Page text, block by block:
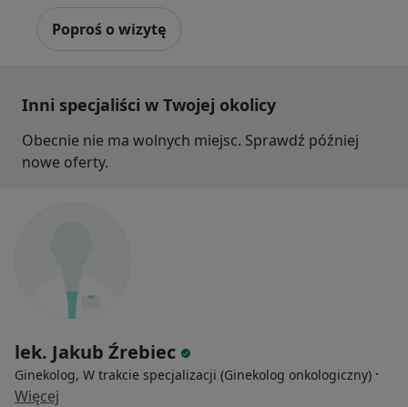
Poproś o wizytę
Inni specjaliści w Twojej okolicy
Obecnie nie ma wolnych miejsc. Sprawdź później
nowe oferty.
lek. Jakub Źrebiec
Ginekolog, W trakcie specjalizacji (Ginekolog onkologiczny) ·
Więcej